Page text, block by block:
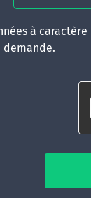
à
demande.
groupe et